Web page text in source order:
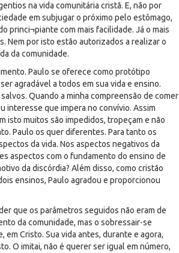
na vida comunitária cristã. E, não por
em subjugar o próximo pelo estômago,
princi¬piante com mais facilidade. Já o mais
Nem por isto estão autorizados a realizar o
da comunidade.
Paulo se oferece como protótipo
agradável a todos em sua vida e ensino.
Quando a minha compreensão de comer
interesse que impera no convívio. Assim
isto muitos são impedidos, tropeçam e não
Paulo os quer diferentes. Para tanto os
da vida. Nos aspectos negativos da
aspectos com o fundamento do ensino de
da discórdia? Além disso, como cristão
ensinos, Paulo agradou e proporcionou
que os parâmetros seguidos não eram de
da comunidade, mas o sobressair-se
Cristo. Sua vida antes, durante e agora,
O imitai, não é querer ser igual em número,